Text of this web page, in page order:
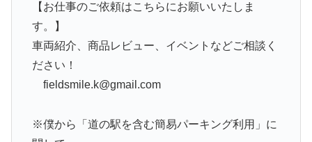
【お仕事のご依頼はこちらにお願いいたしま
す。】
車両紹介、商品レビュー、イベントなどご相談く
ださい！
fieldsmile.k@gmail.com
※僕から「道の駅を含む簡易パーキング利用」に